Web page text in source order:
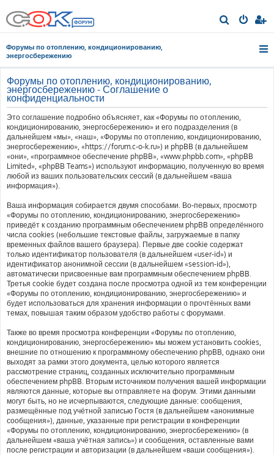
о
Форумы по отоплению, кондиционированию,
энергосбережению
Форумы по отоплению, кондиционированию,
энергосбережению - Соглашение о
конфиденциальности
Это соглашение подробно объясняет, как «Форумы по отоплению,
кондиционированию, энергосбережению» и его подразделения (в
дальнейшем «мы», «наш», «Форумы по отоплению, кондиционированию,
энергосбережению», «https://forum.c-o-k.ru») и phpBB (в дальнейшем
«они», «программное обеспечение phpBB», «www.phpbb.com», «phpBB
Limited», «phpBB Teams») используют информацию, полученную во время
любой из ваших пользовательских сессий (в дальнейшем «ваша
информация»).
Ваша информация собирается двумя способами. Во-первых, просмотр
«Форумы по отоплению, кондиционированию, энергосбережению»
приведёт к созданию программным обеспечением phpBB определённого
числа cookies (небольшие текстовые файлы, загружаемые в папку
временных файлов вашего браузера). Первые две cookie содержат
только идентификатор пользователя (в дальнейшем «user-id») и
идентификатор анонимной сессии (в дальнейшем «session-id»),
автоматически присвоенные вам программным обеспечением phpBB.
Третья cookie будет создана после просмотра одной из тем конференции
«Форумы по отоплению, кондиционированию, энергосбережению» и
будет использоваться для хранения информации о прочтённых вами
темах, повышая таким образом удобство работы с форумами.
Также во время просмотра конференции «Форумы по отоплению,
кондиционированию, энергосбережению» мы можем установить cookies,
внешние по отношению к программному обеспечению phpBB, однако они
выходят за рамки этого документа, целью которого является
рассмотрение страниц, созданных исключительно программным
обеспечением phpBB. Вторым источником получения вашей информации
являются данные, которые вы отправляете на форум. Этими данными
могут быть, но не исчерпываются, следующие данные: сообщения,
размещённые под учётной записью Гостя (в дальнейшем «анонимные
сообщения»), данные, указанные при регистрации в конференции
«Форумы по отоплению, кондиционированию, энергосбережению» (в
дальнейшем «ваша учётная запись») и сообщения, оставленные вами
после регистрации и авторизации (в дальнейшем «ваши сообщения»).